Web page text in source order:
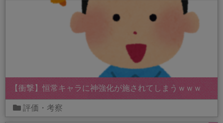
【衝撃】恒常キャラに神強化が施されてしまうｗｗｗ
評価・考察